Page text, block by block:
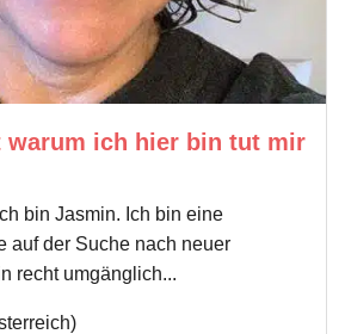
warum ich hier bin tut mir
bin Jasmin. Ich bin eine
auf der Suche nach neuer
recht umgänglich...